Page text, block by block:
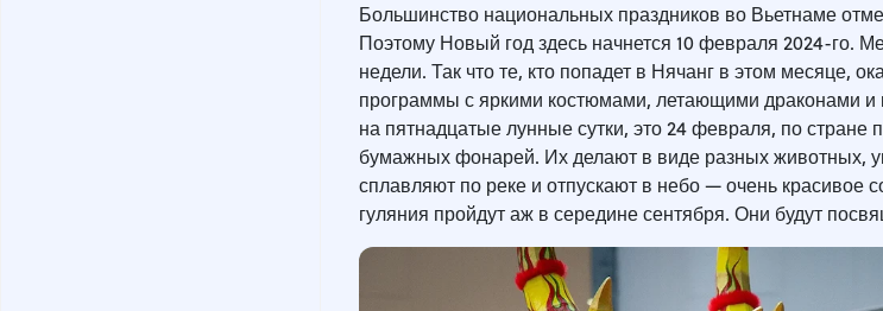
Большинство национальных праздников во Вьетнаме
Поэтому Новый год здесь начнется 10 февраля 2024-го.
недели. Так что те, кто попадет в Нячанг в этом месяце,
программы с яркими костюмами, летающими драконами
на пятнадцатые лунные сутки, это 24 февраля, по стране
бумажных фонарей. Их делают в виде разных животных,
сплавляют по реке и отпускают в небо — очень
гуляния пройдут аж в середине сентября. Они будут